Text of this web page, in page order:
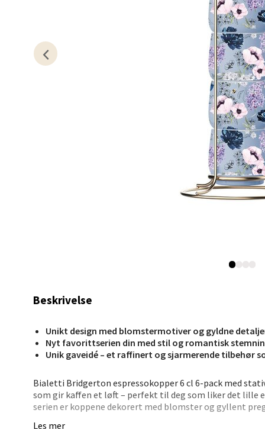
Beskrivelse
Unikt design med blomstermotiver og gyldne
Nyt favorittserien din med stil og romantisk
Unik gaveidé – et raffinert og sjarmerende tilbehør
Bialetti Bridgerton espressokopper 6 cl 6-pack med
som gir kaffen et løft – perfekt til deg som liker det lille
serien er koppene dekorert med blomster og gyllent
Les mer
Åpent i
0 i
Oslo
Erich
Åpent i
0 i
Åpent